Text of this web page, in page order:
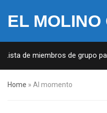
EL MOLINO
de miembros de grupo
Home » Al momento